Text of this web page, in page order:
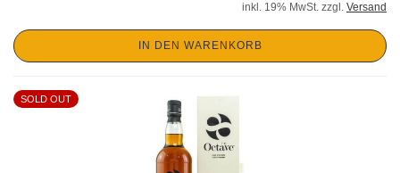
inkl. 19% MwSt. zzgl. Versand
IN DEN WARENKORB
SOLD OUT